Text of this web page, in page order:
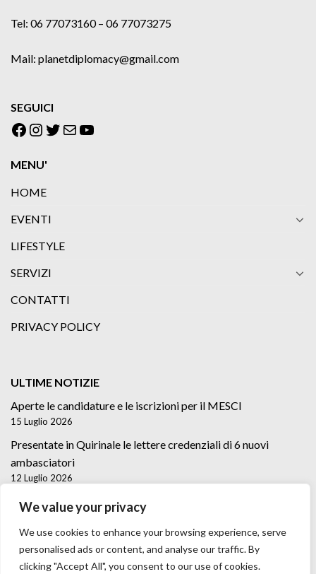
We value your privacy
We use cookies to enhance your browsing experience, serve
personalised ads or content, and analyse our traffic. By
clicking "Accept All", you consent to our use of cookies.
Tel: 06 77073160 – 06 77073275
Mail: planetdiplomacy@gmail.com
SEGUICI
Facebook
Instagram
Twitter
EmailYouTube
MENU'
HOME
EVENTI
LIFESTYLE
SERVIZI
CONTATTI
PRIVACY POLICY
ULTIME NOTIZIE
Aperte le candidature e le iscrizioni per il MESCI
15 Luglio 2026
Presentate in Quirinale le lettere credenziali di 6 nuovi
ambasciatori
12 Luglio 2026
Lettere credenziali di 5 nuovi Ambasciatori